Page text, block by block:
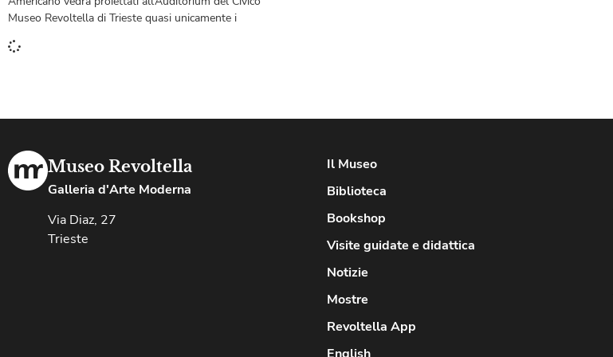
Museo Revoltella di Trieste quasi unicamente i
Museo Revoltella
Galleria d'Arte Moderna
Via Diaz, 27
Trieste
Il Museo
Biblioteca
Bookshop
Visite guidate e didattica
Notizie
Mostre
Revoltella App